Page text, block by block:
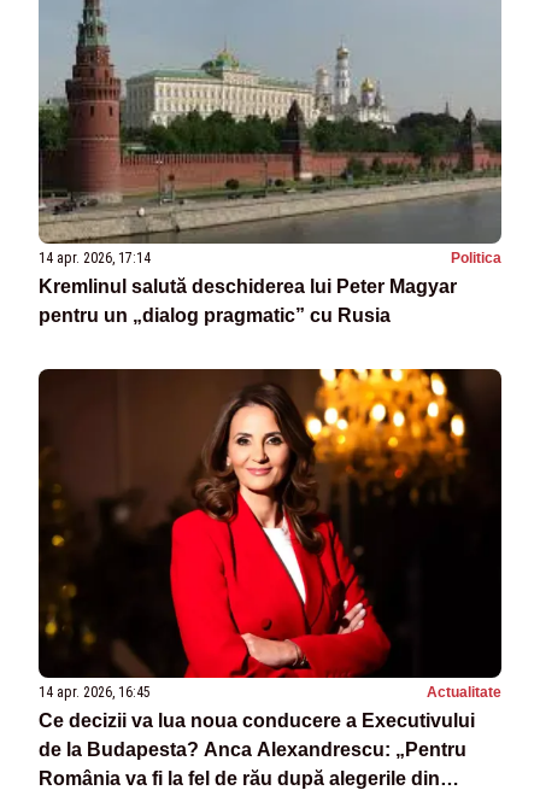
14 apr. 2026, 17:14 Politica
Kremlinul salută deschiderea lui Peter Magyar
pentru un „dialog pragmatic” cu Rusia
14 apr. 2026, 16:45 Actualitate
Ce decizii va lua noua conducere a Executivului
de la Budapesta? Anca Alexandrescu: „Pentru
România va fi la fel de rău după alegerile din